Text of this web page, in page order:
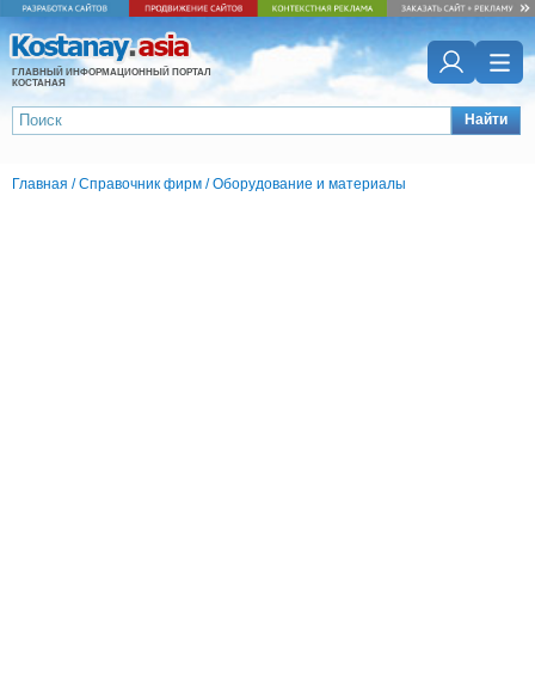
ГЛАВНЫЙ ИНФОРМАЦИОННЫЙ ПОРТАЛ
КОСТАНАЯ
Найти
Главная /Справочник фирм /Оборудование и материалы